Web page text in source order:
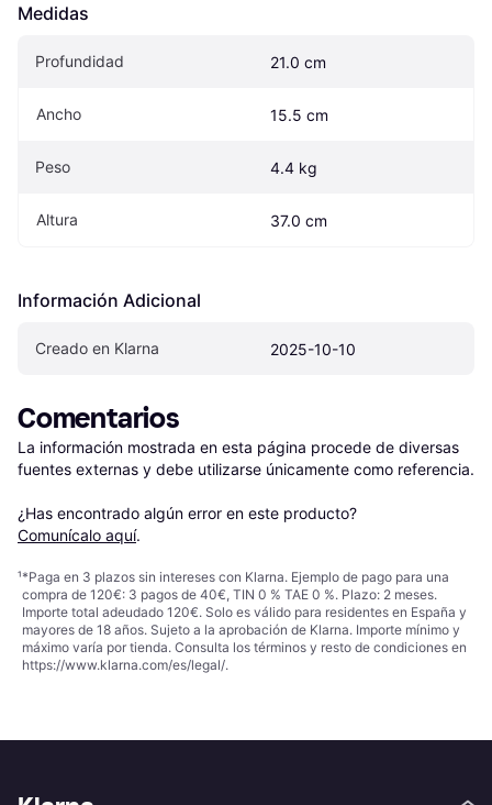
Medidas
Profundidad 21.0 cm
Ancho 15.5 cm
Peso 4.4 kg
Altura 37.0 cm
Información Adicional
Creado en Klarna 2025-10-10
Comentarios
La información mostrada en esta página procede de diversas
fuentes externas y debe utilizarse únicamente como referencia.
¿Has encontrado algún error en este producto?
Comunícalo aquí.
¹*Paga en 3 plazos sin intereses con Klarna. Ejemplo de pago para una
compra de 120€: 3 pagos de 40€, TIN 0 % TAE 0 %. Plazo: 2 meses.
Importe total adeudado 120€. Solo es válido para residentes en España y
mayores de 18 años. Sujeto a la aprobación de Klarna. Importe mínimo y
máximo varía por tienda. Consulta los términos y resto de condiciones en
https://www.klarna.com/es/legal/.